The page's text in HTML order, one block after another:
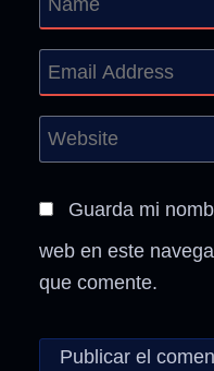
Guarda mi
web en este
que comente.